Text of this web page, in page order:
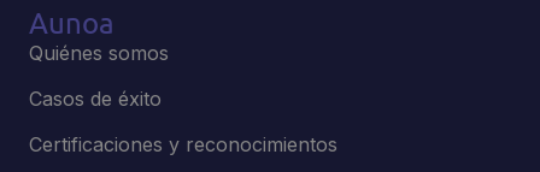
Aunoa
Quiénes somos
Casos de éxito
Certificaciones y reconocimientos